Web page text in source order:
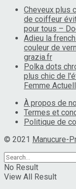
Cheveux plus
de coiffeur
pour tous –
Adieu la
couleur de
grazia.fr
Polka dots
plus chic de
Femme
À propos de
Termes et
Politique de
© 2021 Manucure-
No Result
View All Result